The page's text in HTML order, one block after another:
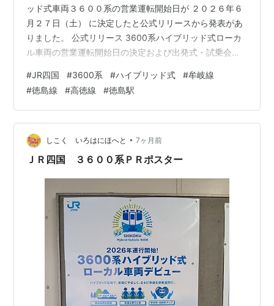
ッド式車両３６００系の営業運転開始日が ２０２６年６
月２７日（土） に決定したと公式リリースから発表があ
りました。 公式リリース 3600系ハイブリッド式ローカ
ル車両の営業運転開始日の決定および出発式・試乗会の
駅１４時３０分発の牟岐線阿南行き 以降は阿南から折り
返しそのまま阿波池田へ直通 折り返し徳島まで戻った後
板野行き最終便で下り 夜明かしして翌朝徳島に戻るとい
う固定運用のようです。 当日は営業運転に先駆けて徳島
駅にて試乗会と出発式が催されるとのことですが 試乗会
については抽…
#JR四国 #3600系 #ハイブリッド式 #牟岐線
#徳島線 #高徳線 #徳島駅
しこく いろはにほへと • 7ヶ月前
ＪＲ四国 ３６００系ＰＲポスター